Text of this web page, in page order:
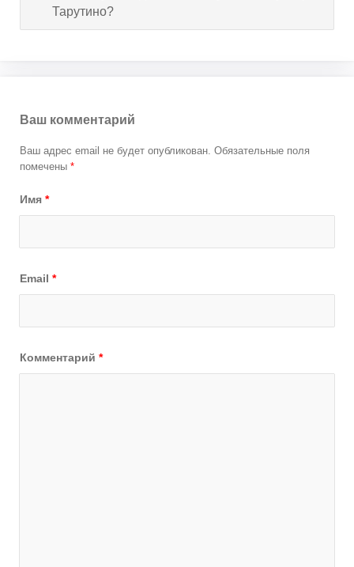
Тарутино?
Ваш комментарий
Ваш адрес email не будет опубликован. Обязательные поля
помечены *
Имя *
Email *
Комментарий *